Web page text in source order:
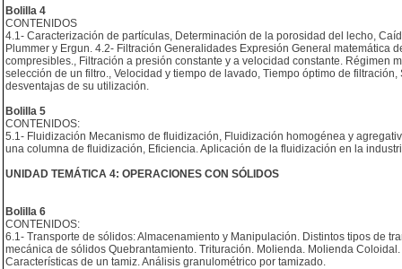
Bolilla 4
CONTENIDOS
4.1- Caracterización de partículas, Determinación de la porosidad del lecho,
Plummer y Ergun. 4.2- Filtración Generalidades Expresión General
compresibles., Filtración a presión constante y a velocidad constante. Régimen
selección de un filtro., Velocidad y tiempo de lavado, Tiempo óptimo de
desventajas de su utilización.
Bolilla 5
CONTENIDOS:
5.1- Fluidización Mecanismo de fluidización, Fluidización homogénea y
una columna de fluidización, Eficiencia. Aplicación de la fluidización en la
UNIDAD TEMÁTICA 4: OPERACIONES CON SÓLIDOS
Bolilla 6
CONTENIDOS:
6.1- Transporte de sólidos: Almacenamiento y Manipulación. Distintos tipos de
mecánica de sólidos Quebrantamiento. Trituración. Molienda. Molienda
Características de un tamiz. Análisis granulométrico por tamizado.